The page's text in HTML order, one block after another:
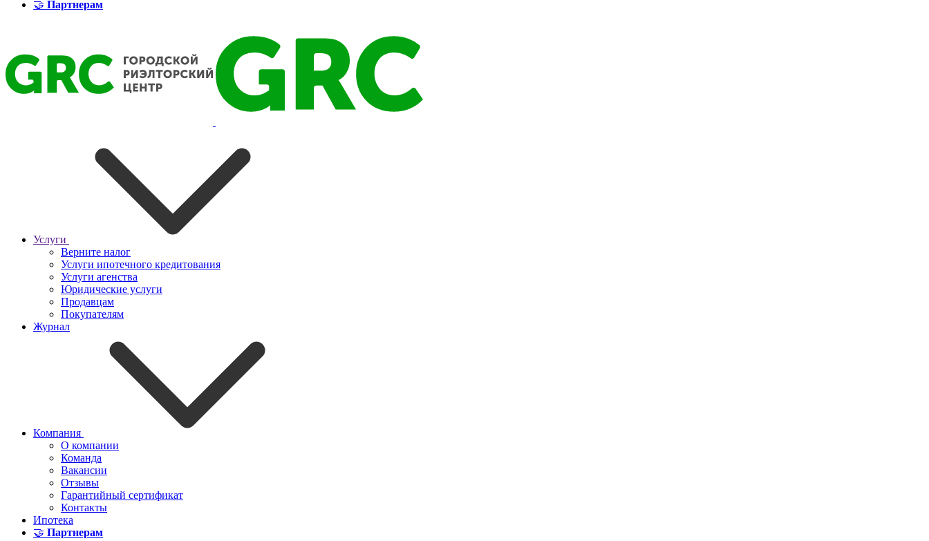
🤝 Партнерам
Услуги
Верните налог
Услуги ипотечного кредитования
Услуги агенства
Юридические услуги
Продавцам
Покупателям
Журнал
Компания
О компании
Команда
Вакансии
Отзывы
Гарантийный сертификат
Контакты
Ипотека
🤝 Партнерам